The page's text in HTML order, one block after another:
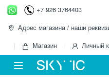
Перейти к навигации
перейти к содержанию
+7 926 3764403
Адрес магазина / наши
Магазин
Личный